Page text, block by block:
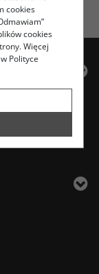
cookies
cookies
Więcej
Polityce